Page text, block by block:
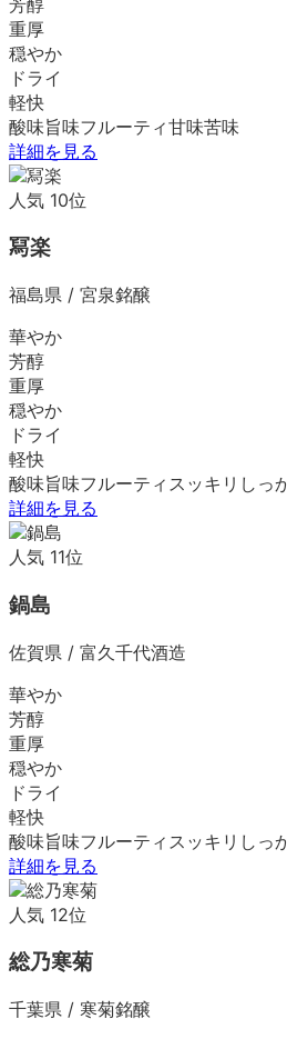
重厚
穏やか
ドライ
軽快
酸味旨味フルーティ甘味苦味
詳細を見る
人気 10位
冩楽
福島県 / 宮泉銘醸
華やか
芳醇
重厚
穏やか
ドライ
軽快
酸味旨味フルーティ スッキリ しっ
詳細を見る
人気 11位
鍋島
佐賀県 / 富久千代酒造
華やか
芳醇
重厚
穏やか
ドライ
軽快
酸味旨味フルーティ スッキリ しっ
詳細を見る
人気 12位
総乃寒菊
千葉県 / 寒菊銘醸